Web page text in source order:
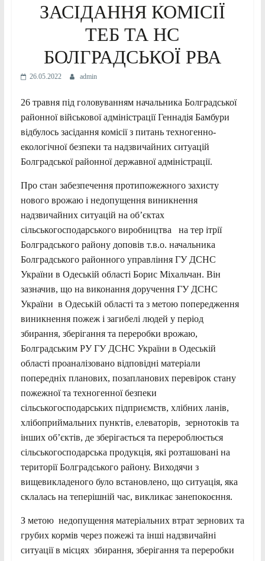
ЗАСІДАННЯ КОМІСІЇ
ТЕБ ТА НС
БОЛГРАДСЬКОЇ РВА
26.05.2022 admin
26 травня під головуванням начальника Болградської
районної військової адміністрації Геннадія Бамбури
відбулось засідання комісії з питань техногенно-
екологічної безпеки та надзвичайних ситуацій
Болградської районної державної адміністрації.
Про стан забезпечення протипожежного захисту
нового врожаю і недопущення виникнення
надзвичайних ситуацій на об’єктах
сільськогосподарського виробництва на тер ітрії
Болградського району доповів т.в.о. начальника
Болградського районного управління ГУ ДСНС
України в Одеській області Борис Міхальчан. Він
зазначив, що на виконання доручення ГУ ДСНС
України в Одеській області та з метою попередження
виникнення пожеж і загибелі людей у період
збирання, зберігання та переробки врожаю,
Болградським РУ ГУ ДСНС України в Одеській
області проаналізовано відповідні матеріали
попередніх планових, позапланових перевірок стану
пожежної та техногенної безпеки
сільськогосподарських підприємств, хлібних ланів,
хлібоприймальних пунктів, елеваторів, зернотоків та
інших об’єктів, де зберігається та перероблюється
сільськогосподарська продукція, які розташовані на
території Болградського району. Виходячи з
вищевикладеного було встановлено, що ситуація, яка
склалась на теперішній час, викликає занепокоєння.
З метою недопущення матеріальних втрат зернових та
грубих кормів через пожежі та інші надзвичайні
ситуації в місцях збирання, зберігання та переробки